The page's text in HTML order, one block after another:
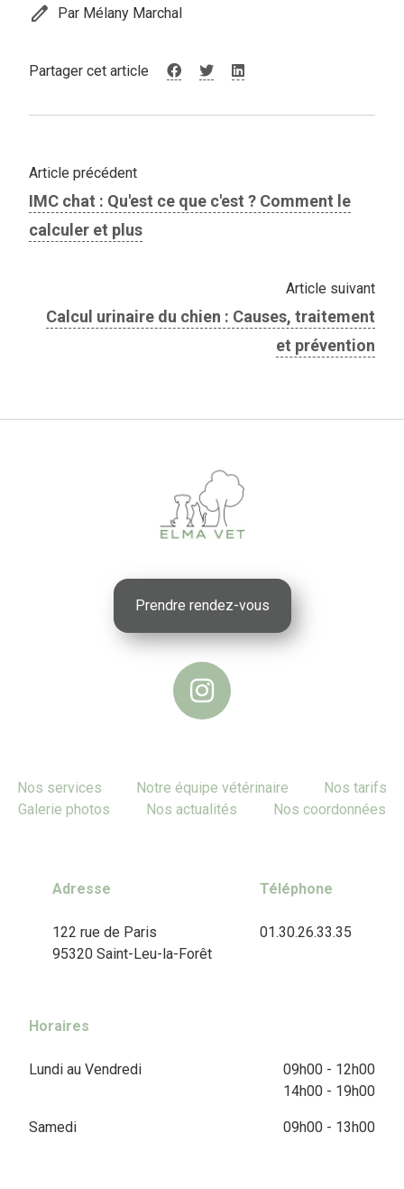
edit Par Mélany Marchal
Partager cet article
Article précédent
IMC chat : Qu'est ce que c'est ? Comment le
calculer et plus
Article suivant
Calcul urinaire du chien : Causes, traitement
et prévention
Prendre rendez-vous
Nos services Notre équipe vétérinaire
Nos tarifs
Galerie photos
Nos actualités Nos coordonnées
Adresse
122 rue de Paris
95320 Saint-Leu-la-Forêt
Téléphone
01.30.26.33.35
Horaires
Lundi au Vendredi
09h00 - 12h00
14h00 - 19h00
Samedi 09h00 - 13h00